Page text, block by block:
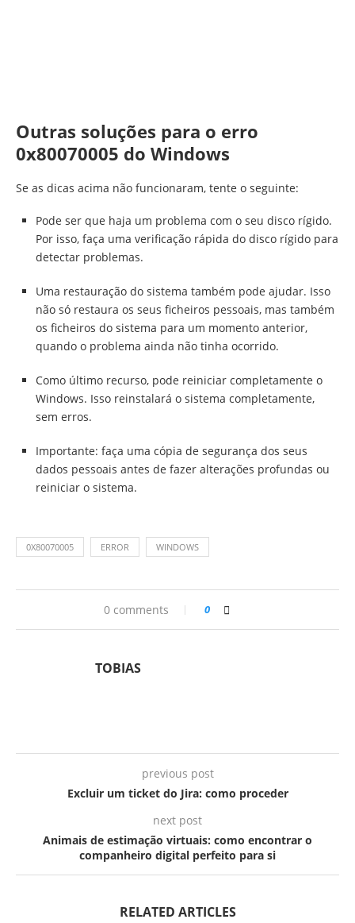
Outras soluções para o erro
0x80070005 do Windows
Se as dicas acima não funcionaram, tente o seguinte:
Pode ser que haja um problema com o seu disco rígido.
Por isso, faça uma verificação rápida do disco rígido para
detectar problemas.
Uma restauração do sistema também pode ajudar. Isso
não só restaura os seus ficheiros pessoais, mas também
os ficheiros do sistema para um momento anterior,
quando o problema ainda não tinha ocorrido.
Como último recurso, pode reiniciar completamente o
Windows. Isso reinstalará o sistema completamente,
sem erros.
Importante: faça uma cópia de segurança dos seus
dados pessoais antes de fazer alterações profundas ou
reiniciar o sistema.
0X80070005 ERROR WINDOWS
0 comments 0
TOBIAS
previous post
Excluir um ticket do Jira: como proceder
next post
Animais de estimação virtuais: como encontrar o
companheiro digital perfeito para si
RELATED ARTICLES